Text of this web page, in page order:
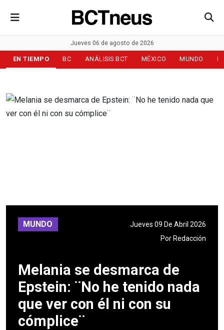
Jueves 06 de agosto de 2026
EN TIEMPO BC ANÁLISIS BCT MÉXICO MUNDO
MUNDO
Jueves 09 De Abril 2026
Por Redacción
Melania se desmarca de
Epstein: ¨No he tenido nada
que ver con él ni con su
cómplice¨